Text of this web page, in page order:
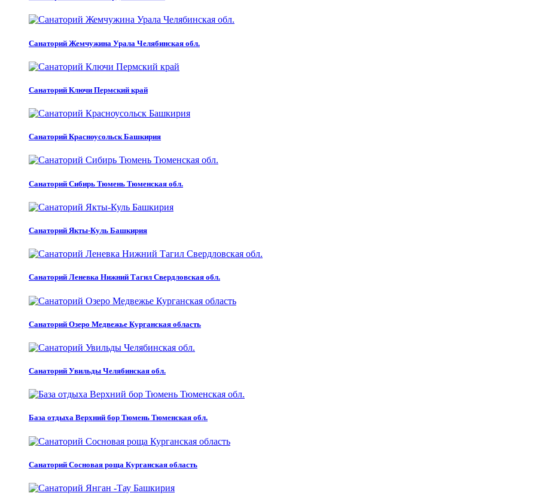
Санаторий Жемчужина Урала Челябинская обл.
Санаторий Ключи Пермский край
Санаторий Красноусольск Башкирия
Санаторий Сибирь Тюмень Тюменская обл.
Санаторий Якты-Куль Башкирия
Санаторий Леневка Нижний Тагил Свердловская обл.
Санаторий Озеро Медвежье Курганская область
Санаторий Увильды Челябинская обл.
База отдыха Верхний бор Тюмень Тюменская обл.
Санаторий Сосновая роща Курганская область